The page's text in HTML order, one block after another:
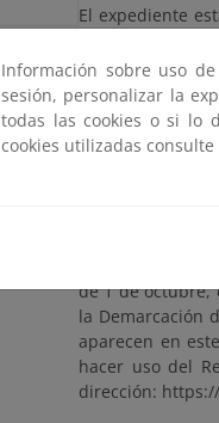
El expediente
partir del día
del Estado,
observaciones
La
Las
de 1 de octubre,
la Demarcación
aparecen en
hacer uso del
dirección:
Información sobre uso
sesión, personalizar la
todas las cookies o si lo
cookies utilizadas